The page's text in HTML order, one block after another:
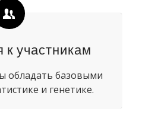
к участникам
обладать базовыми
и генетике.